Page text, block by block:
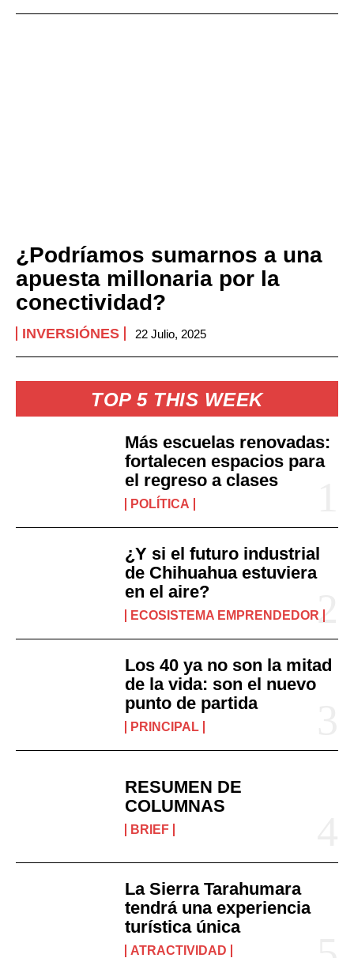
¿Podríamos sumarnos a una
apuesta millonaria por la
conectividad?
INVERSIÓNES 22 Julio, 2025
TOP 5 THIS WEEK
Más escuelas renovadas:
fortalecen espacios para
el regreso a clases
POLÍTICA
¿Y si el futuro industrial
de Chihuahua estuviera
en el aire?
ECOSISTEMA EMPRENDEDOR
Los 40 ya no son la mitad
de la vida: son el nuevo
punto de partida
PRINCIPAL
RESUMEN DE
COLUMNAS
BRIEF
La Sierra Tarahumara
tendrá una experiencia
turística única
ATRACTIVIDAD